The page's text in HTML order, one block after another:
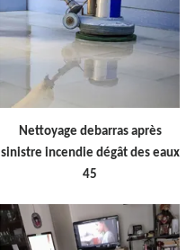
Nettoyage debarras après
sinistre incendie dégât des eaux
45